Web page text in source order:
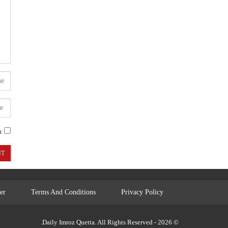
Privacy Policy
Terms And Conditions
© 2026 - Daily Imroz Quetta. All Rights Reserved.